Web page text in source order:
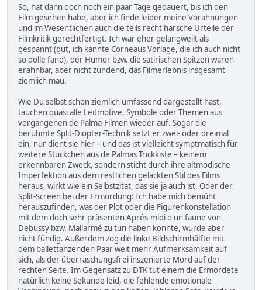
So, hat dann doch noch ein paar Tage gedauert, bis ich den
Film gesehen habe, aber ich finde leider meine Vorahnungen
und im Wesentlichen auch die teils recht harsche Urteile der
Filmkritik gerechtfertigt. Ich war eher gelangweilt als
gespannt (gut, ich kannte Corneaus Vorlage, die ich auch nicht
so dolle fand), der Humor bzw. die satirischen Spitzen waren
erahnbar, aber nicht zündend, das Filmerlebnis insgesamt
ziemlich mau.
Wie Du selbst schon ziemlich umfassend dargestellt hast,
tauchen quasi alle Leitmotive, Symbole oder Themen aus
vergangenen de Palma-Filmen wieder auf. Sogar die
berühmte Split-Diopter-Technik setzt er zwei- oder dreimal
ein, nur dient sie hier – und das ist vielleicht symptmatisch für
weitere Stückchen aus de Palmas Trickkiste – keinem
erkennbaren Zweck, sondern sticht durch ihre altmodische
Imperfektion aus dem restlichen gelackten Stil des Films
heraus, wirkt wie ein Selbstzitat, das sie ja auch ist. Oder der
Split-Screen bei der Ermordung: Ich habe mich bemüht
herauszufinden, was der Plot oder die Figurenkonstellation
mit dem doch sehr präsenten Aprés-midi d'un faune von
Debussy bzw. Mallarmé zu tun haben könnte, wurde aber
nicht fündig. Außerdem zog die linke Bildschirmhälfte mit
dem ballettanzenden Paar weit mehr Aufmerksamkeit auf
sich, als der überraschungsfrei inszenierte Mord auf der
rechten Seite. Im Gegensatz zu DTK tut einem die Ermordete
natürlich keine Sekunde leid, die fehlende emotionale